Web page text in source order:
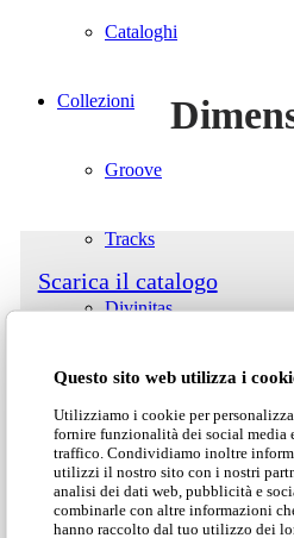
Questo sito web utilizza i
Utilizziamo i cookie per
fornire funzionalità dei social media
traffico. Condividiamo inoltre
utilizzi il nostro sito con i nostri
analisi dei dati web, pubblicità e
combinarle con altre informazioni
hanno raccolto dal tuo utilizzo dei
Cataloghi
Collezioni
Groove
Tracks
Divinitas
Sweet dreams
Classico
Lab1
Scarica il catalogo
Scarica il listino
Scarica la scheda tecnica